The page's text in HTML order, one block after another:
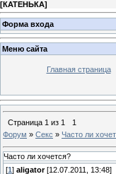
[КАТЕНЬКА]
Форма входа
Меню сайта
Главная страница
Страница 1 из 1
1
Форум » Секс » Часто ли
Часто ли хочется?
[1 ] aligator[12.07.2011, 13:48]